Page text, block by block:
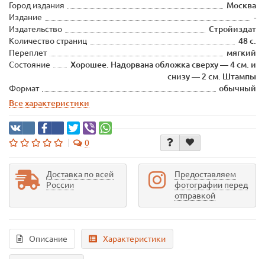
Город издания
Москва
Издание
-
Издательство
Стройиздат
Количество страниц
48 с.
Переплет
мягкий
Состояние
Хорошее. Надорвана обложка сверху — 4 см. и
снизу — 2 см. Штампы
Формат
обычный
Все характеристики
0
Доставка по всей
России
Предоставляем
фотографии перед
отправкой
Описание Характеристики